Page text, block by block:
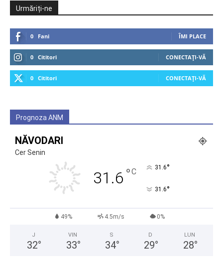
Urmăriți-ne
0 Fani ÎMI PLACE
0 Cititori CONECTAȚI-VĂ
0 Cititori CONECTAȚI-VĂ
Prognoza ANM
NĂVODARI
Cer Senin
31.6 °C 31.6°
31.6°
49% 4.5m/s 0%
J
32°
VIN
33°
S
34°
D
29°
LUN
28°